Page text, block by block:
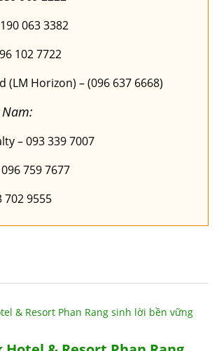
063 3382
102 7722
(LM Horizon) – (096 637 6668)
– 093 339 7007
759 7677
702 9555